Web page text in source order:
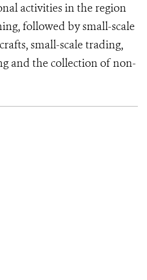
activities in the region
followed by small-scale
small-scale trading,
and the collection of non-